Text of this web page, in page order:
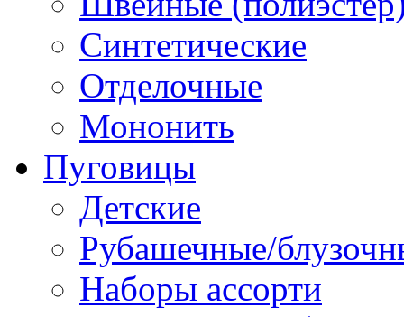
Синтетические
Отделочные
Мононить
Пуговицы
Детские
Рубашечные/
Наборы ассорти